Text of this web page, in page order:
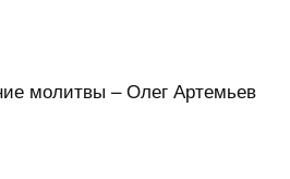
молитвы – Олег Артемьев